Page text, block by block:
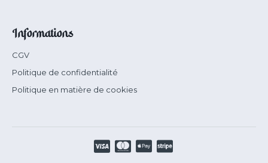
Informations
CGV
Politique de confidentialité
Politique en matière de cookies